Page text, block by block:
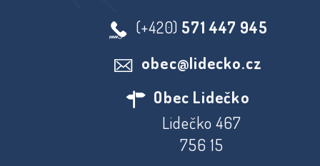
(+420) 571 447 945
obec@lidecko.cz
Obec Lidečko
Lidečko 467
756 15